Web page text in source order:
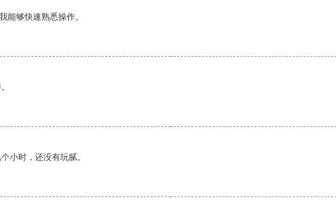
能够快速熟悉操作。
小时，还没有玩腻。